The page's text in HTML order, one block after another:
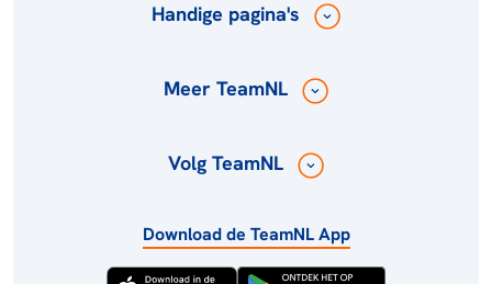
Handige pagina's
Meer TeamNL
Volg TeamNL
Download de TeamNL App